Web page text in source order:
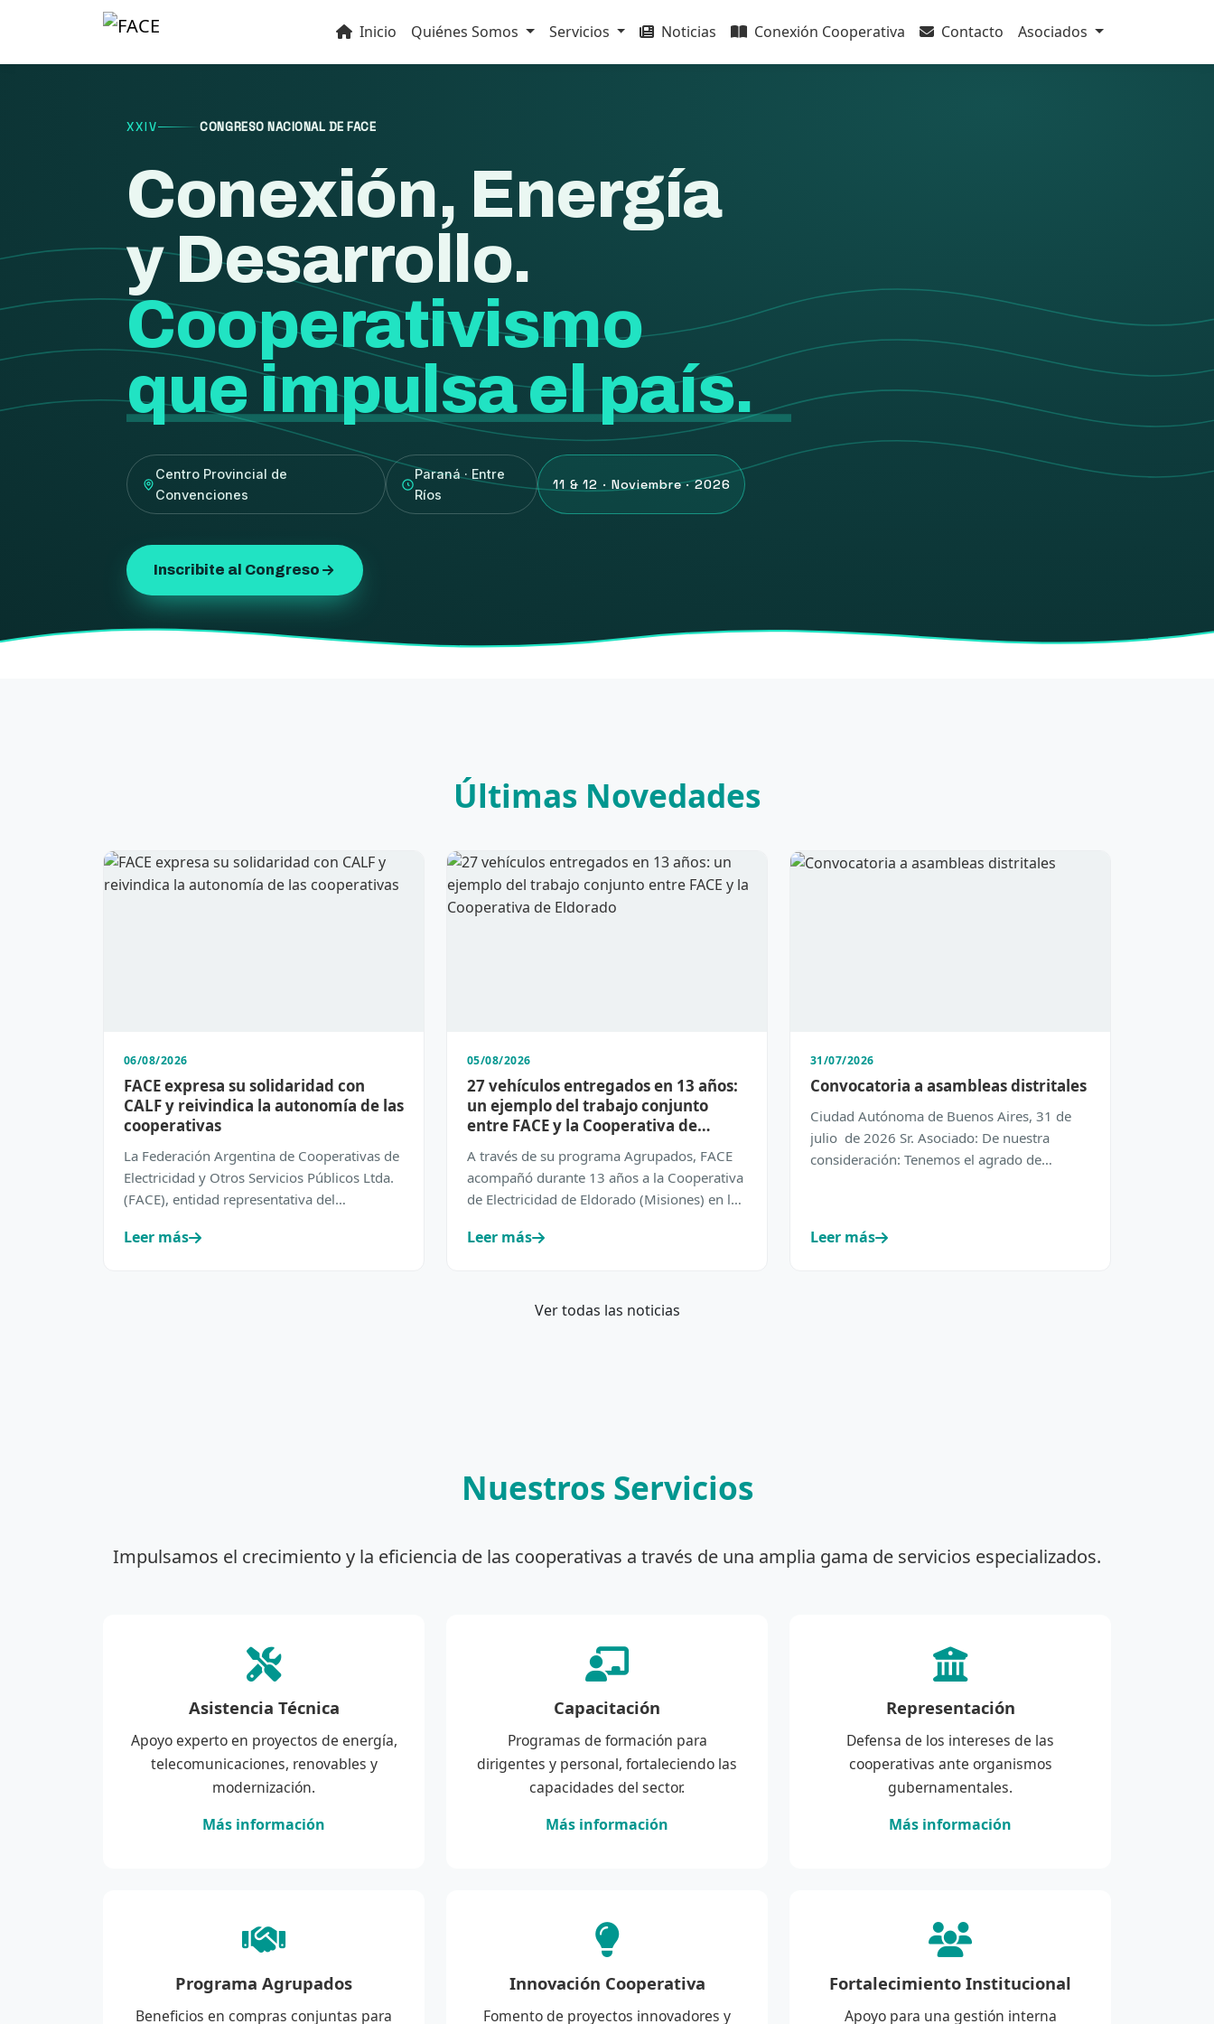
Inicio Quiénes Somos Servicios Noticias Conexión Cooperativa Contacto Asociados
XXIV CONGRESO NACIONAL DE FACE
Conexión, Energía
y Desarrollo.
Cooperativismo
que impulsa el país.
Centro Provincial de
Convenciones
Paraná · Entre
Ríos
11 & 12 · Noviembre · 2026
Inscribite al Congreso
Últimas Novedades
06/08/2026
FACE expresa su solidaridad con
CALF y reivindica la autonomía de las
cooperativas
La Federación Argentina de Cooperativas de
Electricidad y Otros Servicios Públicos Ltda.
(FACE), entidad representativa del
Leer más
05/08/2026
27 vehículos entregados en 13 años:
un ejemplo del trabajo conjunto
entre FACE y la Cooperativa de
Eldorado
A través de su programa Agrupados, FACE
acompañó durante 13 años a la Cooperativa
de Electricidad de Eldorado (Misiones) en la
Leer más
31/07/2026
Convocatoria a asambleas distritales
Ciudad Autónoma de Buenos Aires, 31 de
julio de 2026 Sr. Asociado: De nuestra
consideración: Tenemos el agrado de
Leer más
Ver todas las noticias
Nuestros Servicios
Impulsamos el crecimiento y la eficiencia de las cooperativas a través de una amplia gama de servicios especializados.
Asistencia Técnica
Apoyo experto en proyectos de energía,
telecomunicaciones, renovables y
modernización.
Más información
Capacitación
Programas de formación para
dirigentes y personal, fortaleciendo las
capacidades del sector.
Más información
Representación
Defensa de los intereses de las
cooperativas ante organismos
gubernamentales.
Más información
Programa Agrupados
Beneficios en compras conjuntas para
Innovación Cooperativa
Fomento de proyectos innovadores y
Fortalecimiento Institucional
Apoyo para una gestión interna